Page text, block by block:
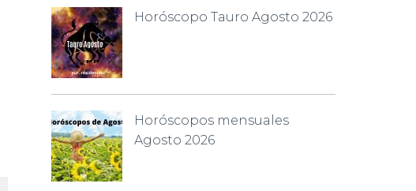
Horóscopo Tauro Agosto 2026
Horóscopos mensuales
Agosto 2026